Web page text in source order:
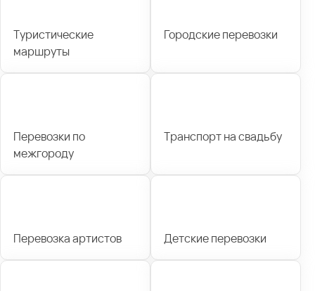
Туристические
маршруты
Городские перевозки
Перевозки по
межгороду
Транспорт на свадьбу
Перевозка артистов Детские перевозки